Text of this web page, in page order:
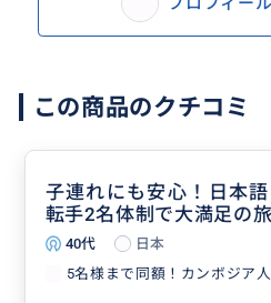
この商品のクチコミ
子連れにも安心！日本
転手2名体制で大満足の旅
40代 日本
5名様まで同額！カンボジア